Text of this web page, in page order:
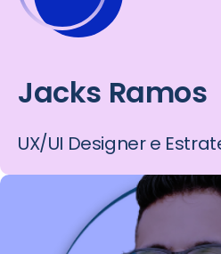
Jacks Ramos
UX/UI Designer e